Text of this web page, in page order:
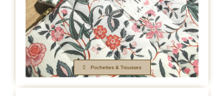
Pochettes & Trousses